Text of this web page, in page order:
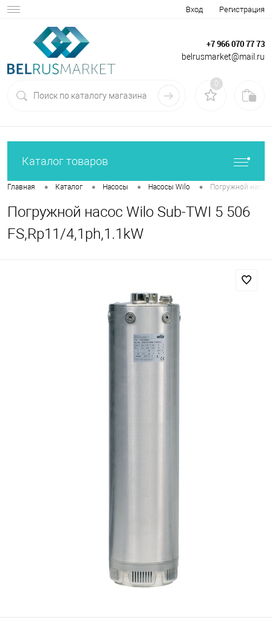
Вход Регистрация
+7 966 070 77 73
belrusmarket@mail.ru
0
Каталог товаров
Главная • Каталог • Насосы • Насосы Wilo • Погружной насос
Погружной насос Wilo Sub-TWI 5 506
FS,Rp11/4,1ph,1.1kW